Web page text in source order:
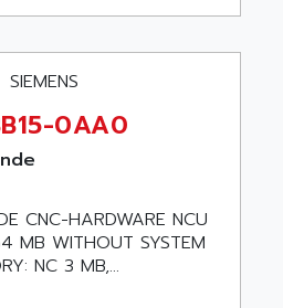
0AA0
CNC-HARDWARE NCU
MB WITHOUT SYSTEM
NC 3 MB,...